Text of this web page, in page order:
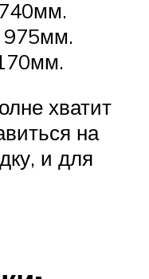
975мм.
хватит
на
и для